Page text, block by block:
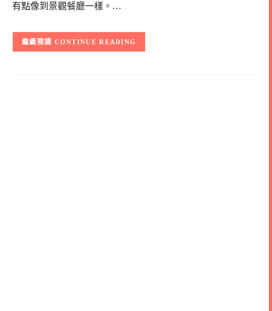
有點像到景觀餐廳一樣。…
CONTINUE READING